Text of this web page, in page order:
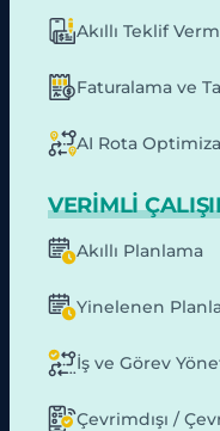
Akıllı Teklif
Faturalama ve
AI Rota
VERIMLI
Akıllı Planlama
Yinelenen
İş ve Görev
Çevrimdışı /